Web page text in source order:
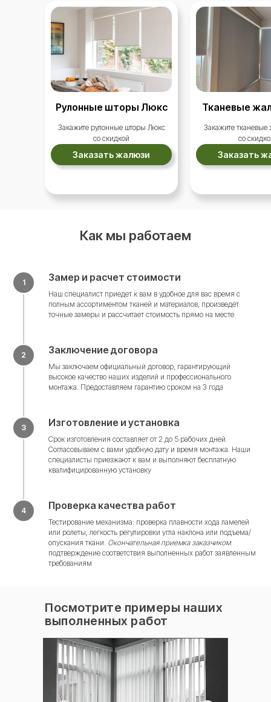
1000 р.
Тканевые
Закажите
со
Заказать
Рулонные шторы Люкс
Закажите рулонные шторы Люкс
со скидкой
Заказать жалюзи
Как мы работаем
Замер и расчет стоимости
Наш специалист приедет к вам в удобное для вас время с
полным ассортиментом тканей и материалов, произведёт
точные замеры и рассчитает стоимость прямо на месте
Заключение договора
Мы заключаем официальный договор, гарантирующий
высокое качество наших изделий и профессионального
монтажа. Предоставляем гарантию сроком на 3 года
Изготовление и установка
Срок изготовления составляет от 2 до 5 рабочих дней.
Согласовываем с вами удобную дату и время монтажа. Наши
специалисты приезжают к вам и выполняют бесплатную
квалифицированную установку
Проверка качества работ
Тестирование механизма: проверка плавности хода ламелей
или ролеты, легкость регулировки угла наклона или подъема/
опускания ткани. Окончательная приемка заказчиком:
подтверждение соответствия выполненных работ заявленным
требованиям
Посмотрите примеры наших
выполненных работ
купите Окна в
Набережных Челнах
по лучшей цене
Акции
Скидка 20%
Подарите своей даче новый вид и комфорт
с "Окна Премиум"! Закажите установку
пластиковых окон прямо сейчас и получите
эксклюзивную скидку 20%. Светлее,
Специальное предложение
Смотреть все акции